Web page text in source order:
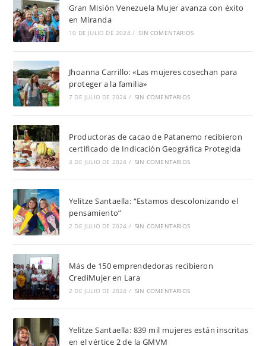
Gran Misión Venezuela Mujer avanza con éxito
en Miranda
10 DE JULIO DE 2024 / SIN COMENTARIOS
Jhoanna Carrillo: «Las mujeres cosechan para
proteger a la familia»
7 DE JULIO DE 2024 / SIN COMENTARIOS
Productoras de cacao de Patanemo recibieron
certificado de Indicación Geográfica Protegida
4 DE JULIO DE 2024 / SIN COMENTARIOS
Yelitze Santaella: “Estamos descolonizando el
pensamiento”
2 DE JULIO DE 2024 / SIN COMENTARIOS
Más de 150 emprendedoras recibieron
CrediMujer en Lara
2 DE JULIO DE 2024 / SIN COMENTARIOS
Yelitze Santaella: 839 mil mujeres están inscritas
en el vértice 2 de la GMVM